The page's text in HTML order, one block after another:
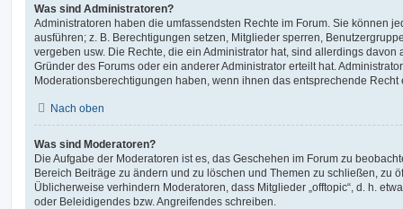
Was sind Administratoren?
Administratoren haben die umfassendsten Rechte im Forum. Sie können
ausführen; z. B. Berechtigungen setzen, Mitglieder sperren,
vergeben usw. Die Rechte, die ein Administrator hat, sind allerdings
Gründer des Forums oder ein anderer Administrator erteilt hat.
Moderationsberechtigungen haben, wenn ihnen das entsprechende Recht
Nach oben
Was sind Moderatoren?
Die Aufgabe der Moderatoren ist es, das Geschehen im Forum zu
Bereich Beiträge zu ändern und zu löschen und Themen zu schließen, zu
Üblicherweise verhindern Moderatoren, dass Mitglieder „offtopic“, d. h.
oder Beleidigendes bzw. Angreifendes schreiben.